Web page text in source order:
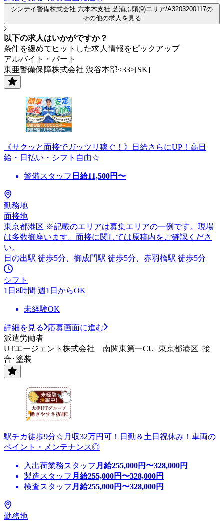
シンテイ警備株式会社 六本木支社 芝浦ふ頭(9)エリア/A3203200117の
その他の求人を見る
以下の求人はいかがですか？
条件を緩めてヒットした求人情報をピックアップ
アルバイト・パート
東亜警備保障株式会社 渋谷本部<33>[SK]
《サクッと面接でガッツリ稼ぐ！》日給さらにUP！高日
給・日払い・シフト自由☆
警備スタッフ 日給11,500円〜
勤務地
面接地
東京都港区 ※記載のエリアは募集エリアの一例です。現場
は多数御座います。面接に関しては原稿内をご確認くださ
い。
日の出駅 徒歩5分、御成門駅 徒歩5分、赤羽橋駅 徒歩5分
シフト
1日8時間 週1日からOK
未経験OK
詳細を見る
応募画面に進む
派遣労働者
UTエージェント株式会社 南関東第一CU_東京都港区_接
合･塗装
駅チカ徒歩9分☆月収32万円可！日勤＆土日祝休み！車両の
ペイント・メンテナンス◎
入出荷業務スタッフ 月給255,000円〜328,000円
製造スタッフ 月給255,000円〜328,000円
検査スタッフ 月給255,000円〜328,000円
勤務地